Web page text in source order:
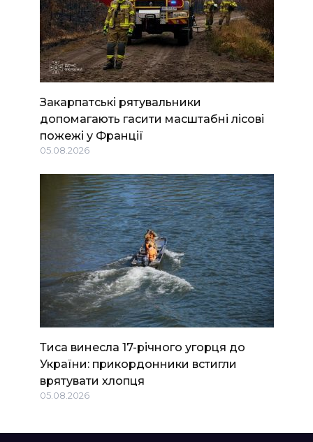
Закарпатські рятувальники
допомагають гасити масштабні лісові
пожежі у Франції
05.08.2026
Тиса винесла 17-річного угорця до
України: прикордонники встигли
врятувати хлопця
05.08.2026